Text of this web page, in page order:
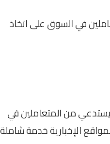
في السوق على اتخاذ
يستدعي من المتعاملين في
الإخبارية خدمة شاملة